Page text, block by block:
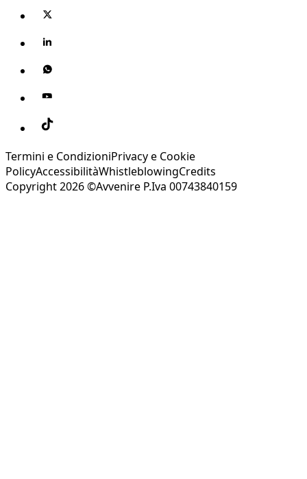
Termini e CondizioniPrivacy e Cookie
PolicyAccessibilitàWhistleblowingCredits
Copyright 2026 ©Avvenire P.Iva 00743840159